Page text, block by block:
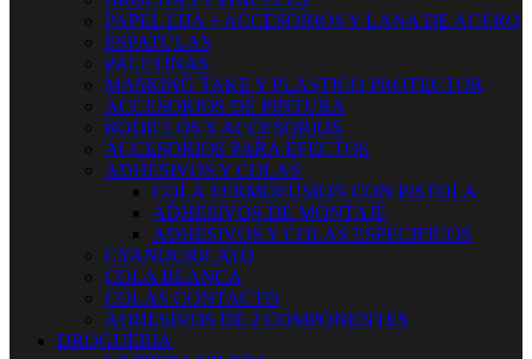
PAPEL LIJA + ACCESORIOS Y LANA DE ACERO
ESPATULAS
PALETINAS
MASKING TAKE Y PLASTICO PROTECTOR
ACCESORIOS DE PINTURA
RODILLOS Y ACCESORIOS
ACCESORIOS PARA EFECTOS
ADHESIVOS Y COLAS
COLA TERMOFUSION CON PISTOLA
ADHESIVOS DE MONTAJE
ADHESIVOS Y COLAS ESPECIFICOS
CYANOCRILATO
COLA BLANCA
COLAS CONTACTO
ADHESIVOS DE 2 COMPONENTES
DROGUERIA